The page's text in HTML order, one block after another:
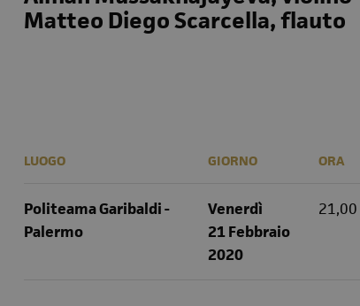
Matteo Diego Scarcella, flauto
LUOGO
Politeama Garibaldi -
Palermo
GIORNO ORA
Venerdì
21 Febbraio
2020
21,00